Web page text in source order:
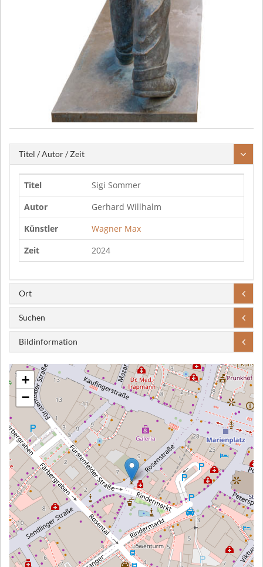
Titel / Autor / Zeit
Titel
Sigi Sommer
Autor
Gerhard Willhalm
Künstler
Wagner Max
Zeit
2024
Ort
Suchen
Bildinformation
+
−